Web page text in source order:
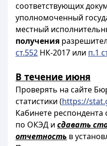
соответствующих
уполномоченный
местный
получения
ст.552 НК-2017 или п.1
В течение июня
Проверять на сайте
статистики (https://
Кабинете респондента
по ОКЭД и сдавать
отчетность в